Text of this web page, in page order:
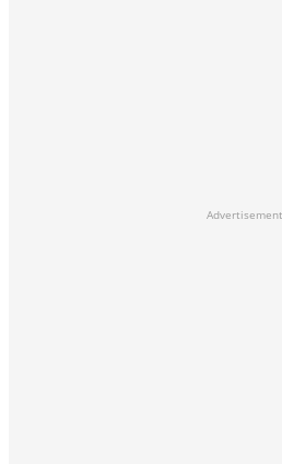
Advertisement